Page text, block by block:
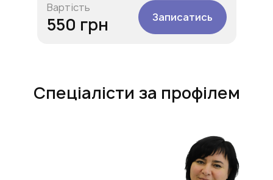
Вартість
550 грн Записатись
Спеціалісти за профілем